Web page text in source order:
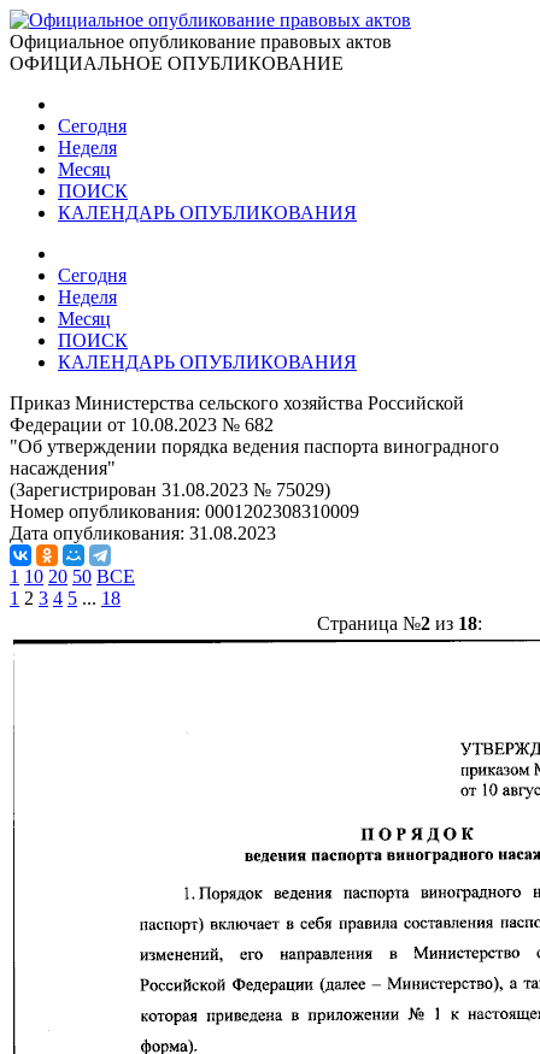
Официальное опубликование правовых актов
ОФИЦИАЛЬНОЕ ОПУБЛИКОВАНИЕ
Сегодня
Неделя
Месяц
ПОИСК
КАЛЕНДАРЬ ОПУБЛИКОВАНИЯ
Сегодня
Неделя
Месяц
ПОИСК
КАЛЕНДАРЬ ОПУБЛИКОВАНИЯ
Приказ Министерства сельского хозяйства Российской
Федерации от 10.08.2023 № 682
"Об утверждении порядка ведения паспорта виноградного
насаждения"
(Зарегистрирован 31.08.2023 № 75029)
Номер опубликования: 0001202308310009
Дата опубликования: 31.08.2023
1 10 20 50 ВСЕ
1 2 3 4 5 ... 18
Страница №2из 18: